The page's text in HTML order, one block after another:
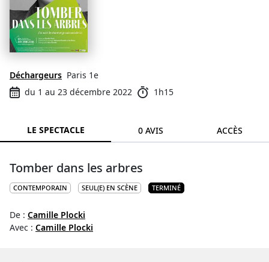
Déchargeurs Paris 1e
du 1 au 23 décembre 2022
1h15
LE SPECTACLE 0 AVIS ACCÈS
Tomber dans les arbres
CONTEMPORAIN SEUL(E) EN SCÈNE TERMINÉ
De : Camille Plocki
Avec : Camille Plocki